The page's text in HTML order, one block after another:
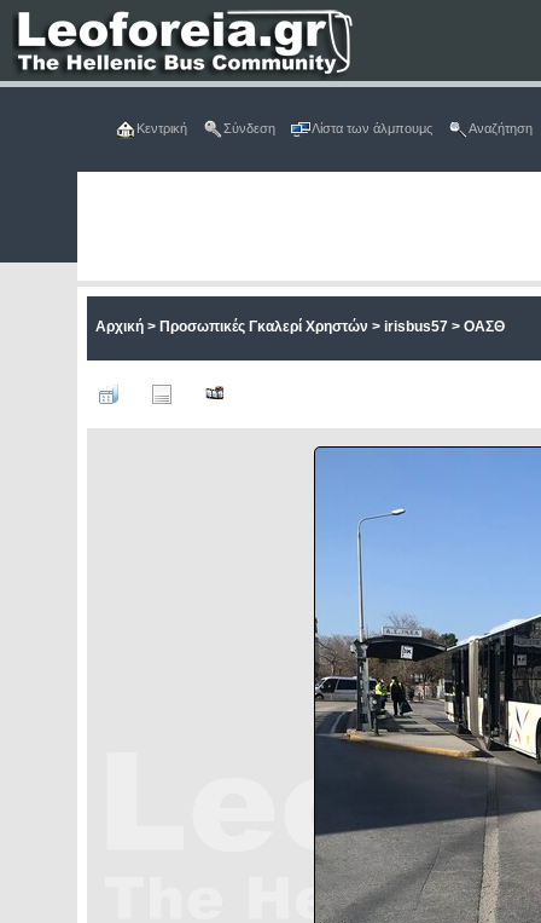
Κεντρική Σύνδεση Λίστα των άλμπουμς Αναζήτηση
Αρχική> Προσωπικές Γκαλερί Χρηστών > irisbus57> ΟΑΣΘ